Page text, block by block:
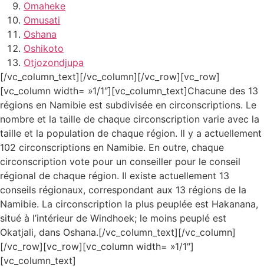
Omaheke
Omusati
Oshana
Oshikoto
Otjozondjupa
[/vc_column_text][/vc_column][/vc_row][vc_row]
[vc_column width= »1/1″][vc_column_text]Chacune des 13
régions en Namibie est subdivisée en circonscriptions. Le
nombre et la taille de chaque circonscription varie avec la
taille et la population de chaque région. Il y a actuellement
102 circonscriptions en Namibie. En outre, chaque
circonscription vote pour un conseiller pour le conseil
régional de chaque région. Il existe actuellement 13
conseils régionaux, correspondant aux 13 régions de la
Namibie. La circonscription la plus peuplée est Hakanana,
situé à l’intérieur de Windhoek; le moins peuplé est
Okatjali, dans Oshana.[/vc_column_text][/vc_column]
[/vc_row][vc_row][vc_column width= »1/1″]
[vc_column_text]